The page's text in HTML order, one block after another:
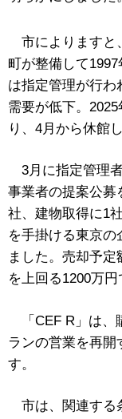
市によりますと
町が整備して
は指定管理が行わ
需要が低下。
り、4月から休館
3月に指定管理
事業者の提案公募
社、建物取得に1
を手掛ける東京の
ました。売却予定
を上回る1200万円
「CEF R」は、
ランの営業を再開
す。
市は、関連する